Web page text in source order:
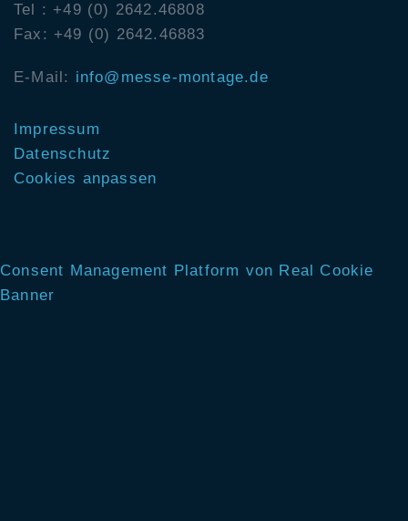
Tel : +49 (0) 2642.46808
Fax: +49 (0) 2642.46883
E-Mail: info@messe-montage.de
Impressum
Datenschutz
Cookies anpassen
Consent Management Platform von Real Cookie
Banner